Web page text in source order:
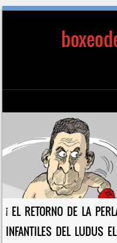
Saltar al contenido
¡ EL RETORNO DE LA
INFANTILES DEL LUDUS